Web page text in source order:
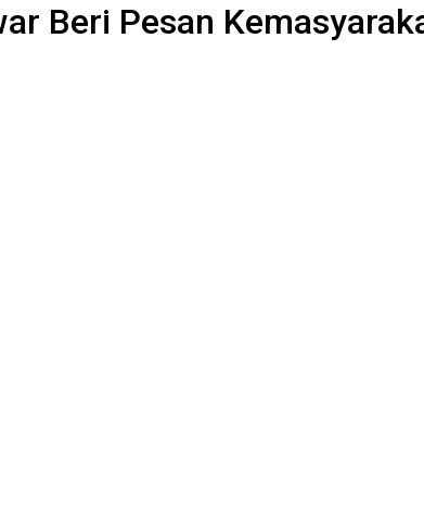
Beri Pesan